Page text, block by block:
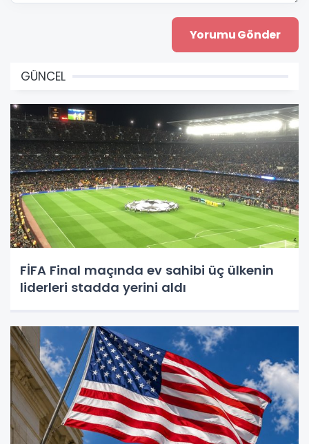
GÜNCEL
FİFA Final maçında ev sahibi üç ülkenin
liderleri stadda yerini aldı